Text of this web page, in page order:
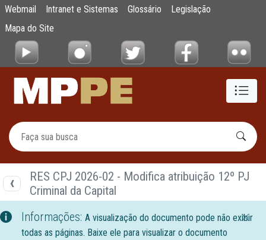
Pular para o Conteúdo principal
Documentos
Webmail Intranet e Sistemas Glossário
Legislação
Mapa do Site
RES CPJ 2026-02 - Modifica atribuição 12º PJ
Criminal da Capital
Informações: A visualização do documento pode não exibir
todas as páginas. Baixe ele para visualizar o documento